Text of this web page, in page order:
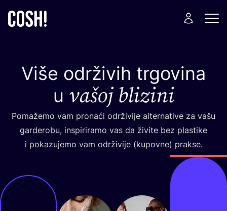
Više održivih trgovina
u vašoj blizini
Poma­že­mo vam pro­na­ći odr­ži­vi­je alter­na­ti­ve za vašu
gar­de­ro­bu, ins­pi­ri­ra­mo vas da živi­te bez plas­ti­ke
i poka­zu­je­mo vam odr­ži­vi­je (kupov­ne) prakse.